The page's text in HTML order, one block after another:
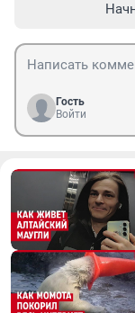
Гость
Войти